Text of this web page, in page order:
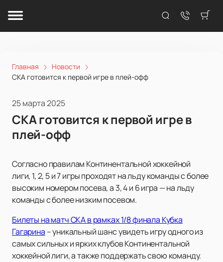
Главная
Новости
СКА готовится к первой игре в плей-офф
25 марта 2025
СКА готовится к первой игре в
плей-офф
Согласно правилам Континентальной хоккейной
лиги, 1, 2, 5 и 7 игры проходят на льду команды с более
высоким номером посева, а 3, 4 и 6 игра — на льду
команды с более низким посевом.
Билеты на матч СКА в рамках 1/8 финала Кубка
Гагарина – уникальный шанс увидеть игру одного из
самых сильных и ярких клубов Континентальной
хоккейной лиги, а также поддержать свою команду.